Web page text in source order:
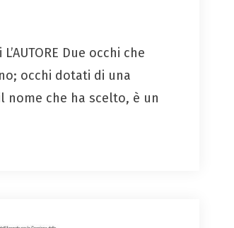
Due occhi che
occhi dotati di una
nome che ha scelto, è un